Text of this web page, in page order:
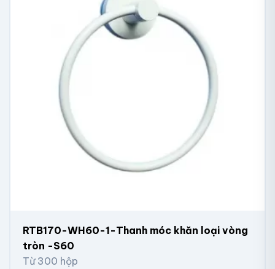
RTB170-WH60-1-Thanh móc khăn loại vòng
tròn -S60
Từ 300 hộp